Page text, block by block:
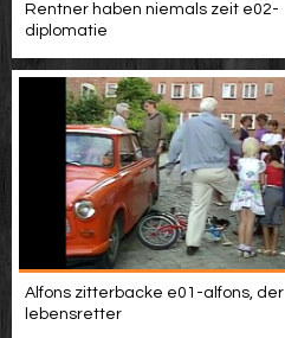
Rentner haben niemals zeit e02-
diplomatie
Alfons zitterbacke e01-alfons, der
lebensretter